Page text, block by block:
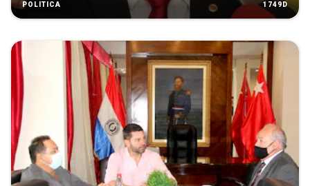
POLÍTICA 1749D